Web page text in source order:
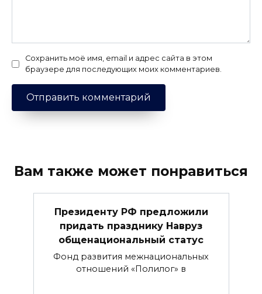
Сохранить моё имя, email и адрес сайта в этом
браузере для последующих моих комментариев.
Вам также может понравиться
Президенту РФ предложили
придать празднику Навруз
общенациональный статус
Фонд развития межнациональных
отношений «Полилог» в